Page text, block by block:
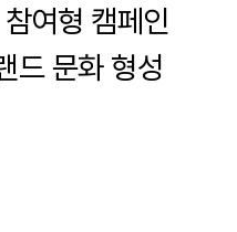
여형 캠페인
드 문화 형성